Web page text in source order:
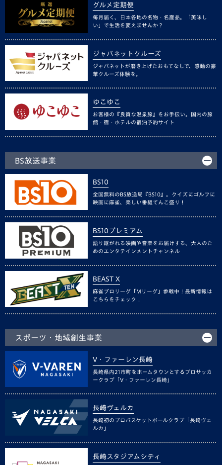
グルメ定期便
毎月届く、日本各地の名物・名産品。「美味し
い」で生活を変えませんか？
ジャパネットクルーズ
ジャパネットが磨き上げたおもてなしで、感動の豪
華クルーズ体験を。
ゆこゆこ
お客様の『良質な温泉旅』をお手伝い。国内の旅
館・宿・ホテルの宿泊予約サイト
BS放送事業
BS10
全国無料のBS放送局『BS10』。クイズにゴルフに
映画に麻雀、楽しい番組てんこ盛り！
BS10プレミアム
語り継がれる映画や音楽をお届けする、大人のた
めのエンタテインメントチャンネル
BEAST X
麻雀プロリーグ「Mリーグ」参戦中！最新情報は
こちらをチェック！
スポーツ・地域創生事業
V・ファーレン長崎
長崎県内21市町をホームタウンとするプロサッカ
ークラブ「V・ファーレン長崎」
長崎ヴェルカ
長崎初のプロバスケットボールクラブ「長崎ヴェ
ルカ」
長崎スタジアムシティ